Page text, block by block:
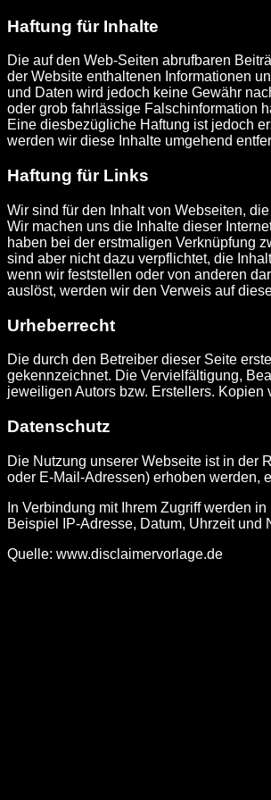
Haftung für Inhalte
Die auf den Web-Seiten abrufbaren
der Website enthaltenen Informationen
und Daten wird jedoch keine Gewähr
oder grob fahrlässige Falschinformation
Eine diesbezügliche Haftung ist jedoch
werden wir diese Inhalte umgehend
Haftung für Links
Wir sind für den Inhalt von Webseiten,
Wir machen uns die Inhalte dieser
haben bei der erstmaligen Verknüpfung
sind aber nicht dazu verpflichtet, die
wenn wir feststellen oder von anderen
auslöst, werden wir den Verweis auf
Urheberrecht
Die durch den Betreiber dieser Seite
gekennzeichnet. Die Vervielfältigung,
jeweiligen Autors bzw. Erstellers.
Datenschutz
Die Nutzung unserer Webseite ist in der
oder E-Mail-Adressen) erhoben werden,
In Verbindung mit Ihrem Zugriff werden
Beispiel IP-Adresse, Datum, Uhrzeit und
Quelle: www.disclaimervorlage.de